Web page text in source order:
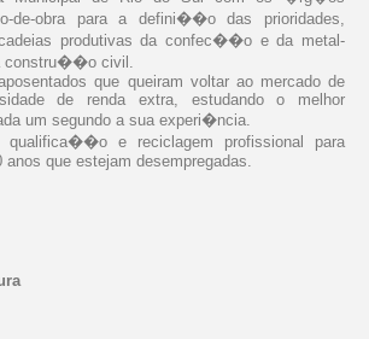
de-obra para a defini��o das prioridades,
produtivas da confec��o e da metal-
constru��o civil.
que queiram voltar ao mercado de
de renda extra, estudando o melhor
um segundo a sua experi�ncia.
qualifica��o e reciclagem profissional para
anos que estejam desempregadas.